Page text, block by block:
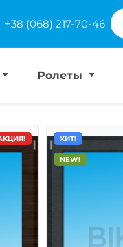
+38 (068) 217-70-46
Ролеты
ХИТ!
NEW!